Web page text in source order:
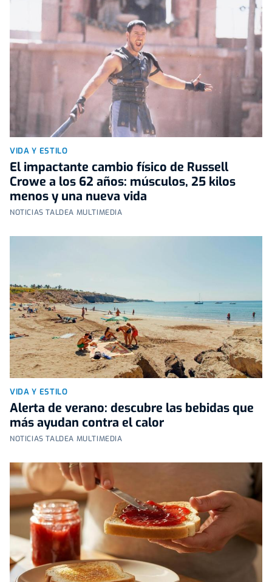
VIDA Y ESTILO
El impactante cambio físico de Russell
Crowe a los 62 años: músculos, 25 kilos
menos y una nueva vida
NOTICIAS TALDEA MULTIMEDIA
VIDA Y ESTILO
Alerta de verano: descubre las bebidas que
más ayudan contra el calor
NOTICIAS TALDEA MULTIMEDIA